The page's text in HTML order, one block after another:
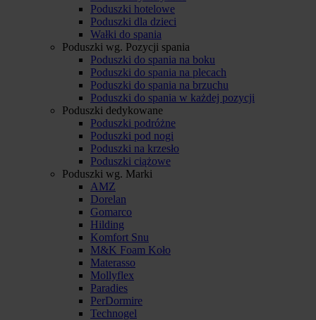
Poduszki hotelowe
Poduszki dla dzieci
Wałki do spania
Poduszki wg. Pozycji spania
Poduszki do spania na boku
Poduszki do spania na plecach
Poduszki do spania na brzuchu
Poduszki do spania w każdej pozycji
Poduszki dedykowane
Poduszki podróżne
Poduszki pod nogi
Poduszki na krzesło
Poduszki ciążowe
Poduszki wg. Marki
AMZ
Dorelan
Gomarco
Hilding
Komfort Snu
M&K Foam Koło
Materasso
Mollyflex
Paradies
PerDormire
Technogel